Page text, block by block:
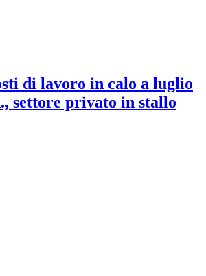
di lavoro in calo a luglio
settore privato in stallo